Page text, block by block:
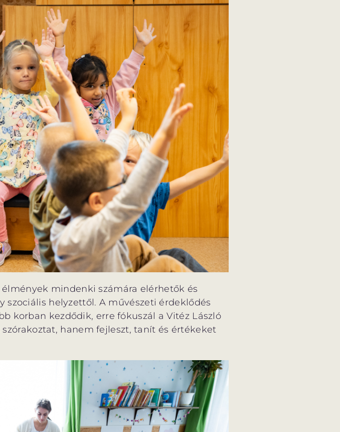
mindenki számára elérhetők és
helyzettől. A művészeti érdeklődés
korban kezdődik, erre fókuszál a Vitéz László
hanem fejleszt, tanít és értékeket